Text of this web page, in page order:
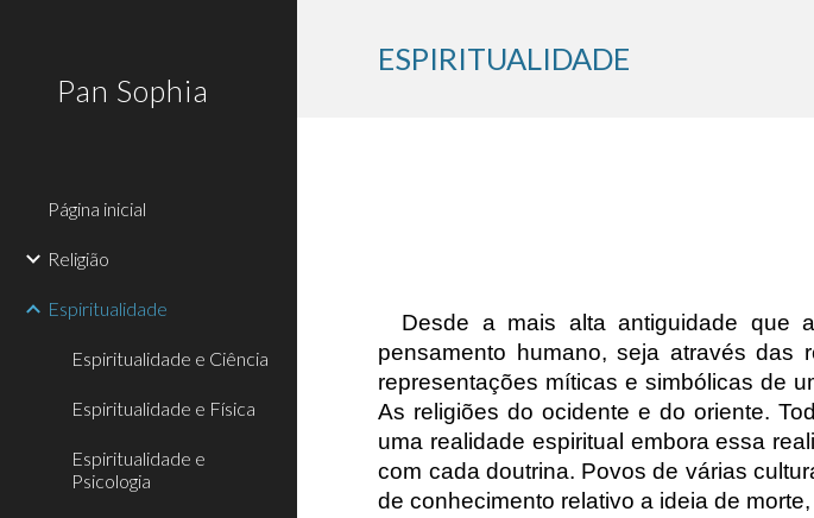
Skip to main content
Pan Sophia
Página inicial
Religião
Espiritualidade
Espiritualidade e Ciência
Espiritualidade e Física
Espiritualidade e
Psicologia
ESPIRITUALIDADE
Desde a mais alta antiguidade que
pensamento humano, seja através das
representações míticas e simbólicas de
As religiões do ocidente e do oriente.
uma realidade espiritual embora essa
com cada doutrina. Povos de várias
de conhecimento relativo a ideia de